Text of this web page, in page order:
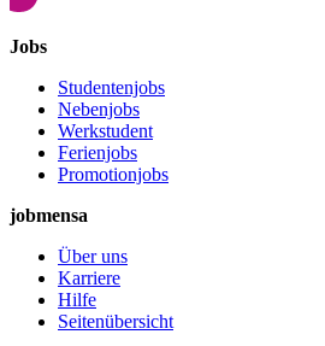
Jobs
Studentenjobs
Nebenjobs
Werkstudent
Ferienjobs
Promotionjobs
jobmensa
Über uns
Karriere
Hilfe
Seitenübersicht